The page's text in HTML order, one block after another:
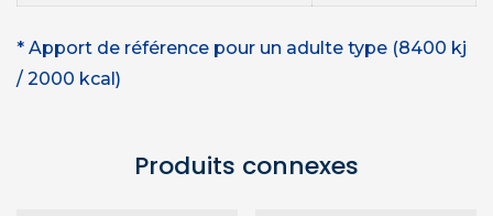
* Apport de référence pour un adulte type (8400 kj
/ 2000 kcal)
Produits connexes